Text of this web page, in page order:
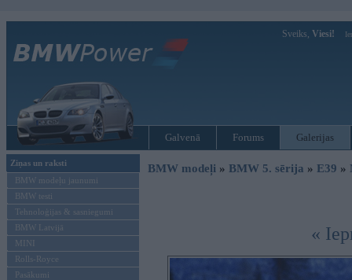
Sveiks, Viesi!
Galvenā Forums Galerijas
Ziņas un raksti
BMW modeļu jaunumi
BMW testi
Tehnoloģijas & sasniegumi
BMW Latvijā
MINI
Rolls-Royce
Pasākumi
BMW modeļi » BMW 5. sērija » E39 »
«